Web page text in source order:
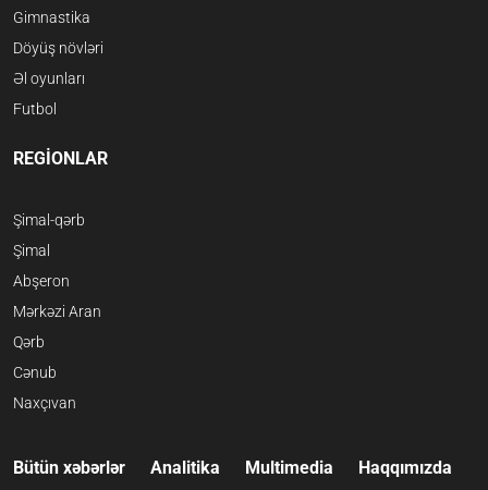
Gimnastika
Döyüş növləri
Əl oyunları
Futbol
REGİONLAR
Şimal-qərb
Şimal
Abşeron
Mərkəzi Aran
Qərb
Cənub
Naxçıvan
Bütün xəbərlər Analitika Multimedia Haqqımızda